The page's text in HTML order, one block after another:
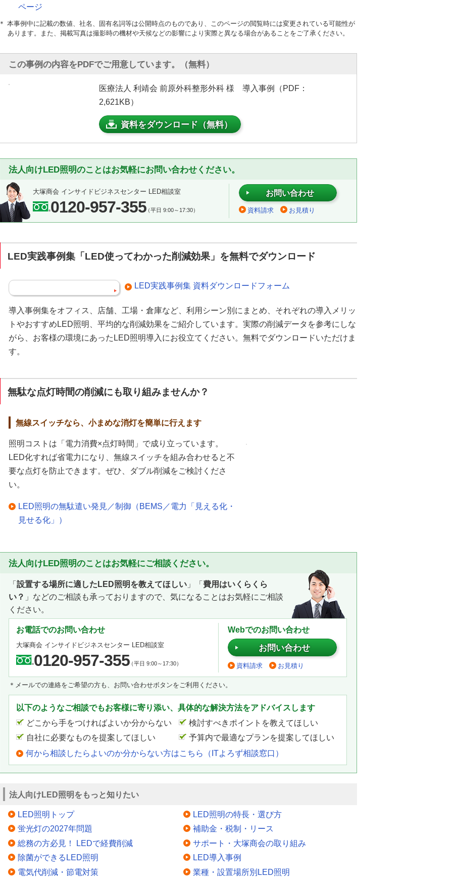
ページ
＊ 本事例中に記載の数値、社名、固有名詞等は公開時点のものであり、このページの閲覧時には変更されている可能性が
あります。また、掲載写真は撮影時の機材や天候などの影響により実際と異なる場合があることをご了承ください。
この事例の内容をPDFでご用意しています。（無料）
医療法人 利靖会 前原外科整形外科 様 導入事例（PDF：
2,621KB）
資料をダウンロード（無料）
法人向けLED照明のことはお気軽にお問い合わせください。
大塚商会 インサイドビジネスセンター LED相談室
0120-957-355（平日 9:00～17:30）
お問い合わせ
資料請求 お見積り
LED実践事例集「LED使ってわかった削減効果」を無料でダウンロード
LED実践事例集 資料ダウンロードフォーム
導入事例集をオフィス、店舗、工場・倉庫など、利用シーン別にまとめ、それぞれの導入メリッ
トやおすすめLED照明、平均的な削減効果をご紹介しています。実際の削減データを参考にしな
がら、お客様の環境にあったLED照明導入にお役立てください。無料でダウンロードいただけま
す。
無駄な点灯時間の削減にも取り組みませんか？
無線スイッチなら、小まめな消灯を簡単に行えます
照明コストは「電力消費×点灯時間」で成り立っています。
LED化すれば省電力になり、無線スイッチを組み合わせると不
要な点灯を防止できます。ぜひ、ダブル削減をご検討くださ
い。
LED照明の無駄遣い発見／制御（BEMS／電力「見える化・
見せる化」）
法人向けLED照明のことはお気軽にご相談ください。
「 設置する場所に適したLED照明を教えてほしい 」「 費用はいくらくら
い？ 」などのご相談も承っておりますので、気になることはお気軽にご相談
ください。
お電話でのお問い合わせ
大塚商会 インサイドビジネスセンター LED相談室
0120-957-355（平日 9:00～17:30）
Webでのお問い合わせ
お問い合わせ
資料請求 お見積り
＊メールでの連絡をご希望の方も、お問い合わせボタンをご利用ください。
以下のようなご相談でもお客様に寄り添い、具体的な解決方法をアドバイスします
どこから手をつければよいか分からない
検討すべきポイントを教えてほしい
自社に必要なものを提案してほしい
予算内で最適なプランを提案してほしい
何から相談したらよいのか分からない方はこちら（ITよろず相談窓口）
法人向けLED照明をもっと知りたい
LED照明トップ
蛍光灯の2027年問題
総務の方必見！ LEDで経費削減
除菌ができるLED照明
電気代削減・節電対策
LED照明の特長・選び方
補助金・税制・リース
サポート・大塚商会の取り組み
LED導入事例
業種・設置場所別LED照明